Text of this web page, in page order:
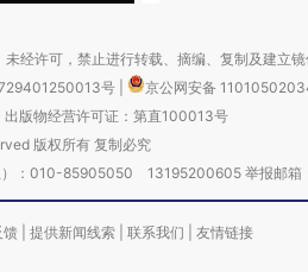
经许可，禁止进行转载、摘编、复制及建立镜
号
京公网安备
出版物经营许可证：第直100013号
版权所有 复制必究
）：010-85905050 13195200605 举报邮箱
提供新闻线索 联系我们 友情链接